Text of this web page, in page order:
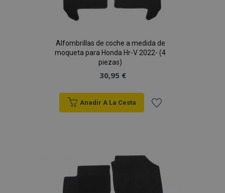
Alfombrillas de coche a medida de
moqueta para Honda Hr-V 2022- (4
piezas)
30,95 €
Anadir A La Cesta
Lista
de